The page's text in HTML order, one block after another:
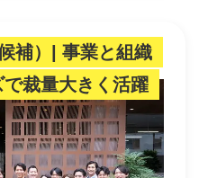
補）| 事業と組織
裁量大きく活躍